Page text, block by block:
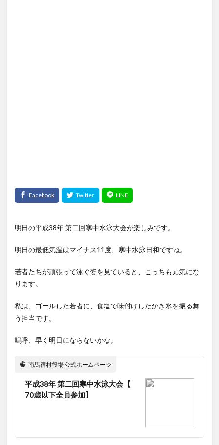
明日の平成38年 第二回寒中水泳大会が楽しみです。
明日の最低気温はマイナス11度、寒中水泳日和ですね。
若者たちが頑張って泳ぐ姿を見ていると、こっちも元気にな
ります。
私は、ゴールした若者に、食塩で味付けしたかき氷を振る舞
う担当です。
嗚呼、早く明日にならないかな。
南馬宿村役場 公式ホームページ
平成38年 第二回寒中水泳大会【
70歳以下全員参加】